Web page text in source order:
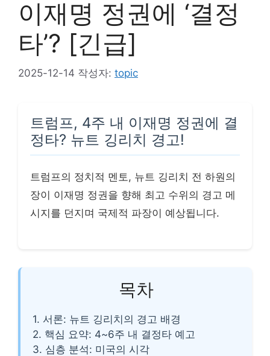
이재명 정권에 ‘결정
타’? [긴급]
2025-12-14 작성자: topic
트럼프, 4주 내 이재명 정권에 결
정타? 뉴트 깅리치 경고!
트럼프의 정치적 멘토, 뉴트 깅리치 전 하원의
장이 이재명 정권을 향해 최고 수위의 경고 메
시지를 던지며 국제적 파장이 예상됩니다.
목차
1. 서론: 뉴트 깅리치의 경고 배경
2. 핵심 요약: 4~6주 내 결정타 예고
3. 심층 분석: 미국의 시각